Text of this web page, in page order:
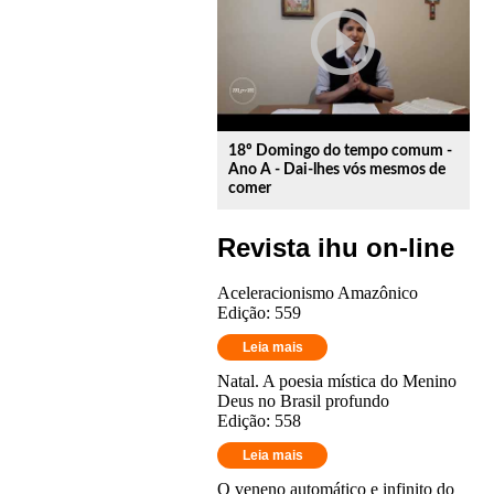
play_circle_outline
18º Domingo do tempo comum -
Ano A - Dai-lhes vós mesmos de
comer
Revista ihu on-line
Aceleracionismo Amazônico
Edição: 559
Leia mais
Natal. A poesia mística do Menino
Deus no Brasil profundo
Edição: 558
Leia mais
O veneno automático e infinito do